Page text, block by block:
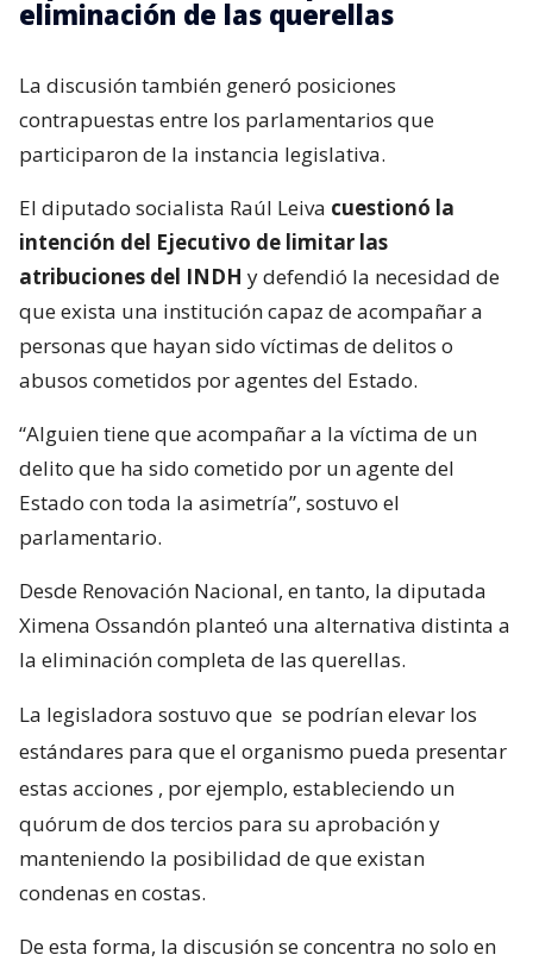
eliminación de las querellas
La discusión también generó posiciones
contrapuestas entre los parlamentarios que
participaron de la instancia legislativa.
El diputado socialista Raúl Leiva cuestionó la
intención del Ejecutivo de limitar las
atribuciones del INDH y defendió la necesidad de
que exista una institución capaz de acompañar a
personas que hayan sido víctimas de delitos o
abusos cometidos por agentes del Estado.
“Alguien tiene que acompañar a la víctima de un
delito que ha sido cometido por un agente del
Estado con toda la asimetría”, sostuvo el
parlamentario.
Desde Renovación Nacional, en tanto, la diputada
Ximena Ossandón planteó una alternativa distinta a
la eliminación completa de las querellas.
La legisladora sostuvo que se podrían elevar los
estándares para que el organismo pueda presentar
estas acciones , por ejemplo, estableciendo un
quórum de dos tercios para su aprobación y
manteniendo la posibilidad de que existan
condenas en costas.
De esta forma, la discusión se concentra no solo en